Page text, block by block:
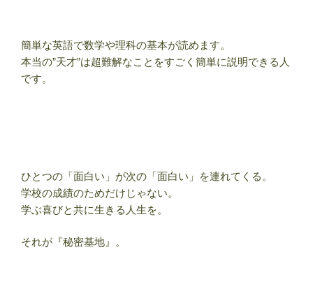
簡単な英語で数学や理科の基本が読めます。
本当の”天才”は超難解なことをすごく簡単に説明できる人
です。
ひとつの「面白い」が次の「面白い」を連れてくる。
学校の成績のためだけじゃない。
学ぶ喜びと共に生きる人生を。
それが『秘密基地』。